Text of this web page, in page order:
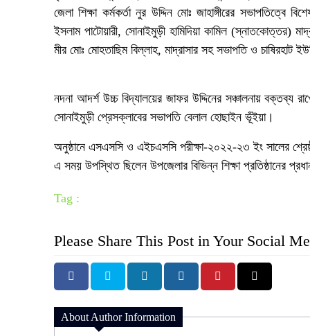
জেলা শিক্ষা কর্মকর্তা নুর উদ্দিন মোঃ জাহাঙ্গীরের
ইসলাম পাটোয়ারী, সোনাইমুড়ী হামিদিয়া কামিল (স্নাতকোত্তর)
মীর মোঃ মোহতাছিম বিল্লাহ, মাদ্রাসার সহ সভাপতি ও চাষিরহাট
নদনা আদর্শ উচ্চ বিদ্যালয়ের জাফর উদ্দিনের সঞ্চালনায় বক্তব্য
সোনাইমুড়ী প্রেসক্লাবের সভাপতি বেলাল হোছাইন ভূঁইয়া।
অনুষ্ঠানে এসএসসি ও এইচএসসি পরীক্ষা-২০২২-২৩ ইং সালের
এ সময় উপস্থিত ছিলেন উপজেলার বিভিন্ন শিক্ষা প্রতিষ্ঠানের
Tag :
Please Share This Post in Your Social
About Author Information